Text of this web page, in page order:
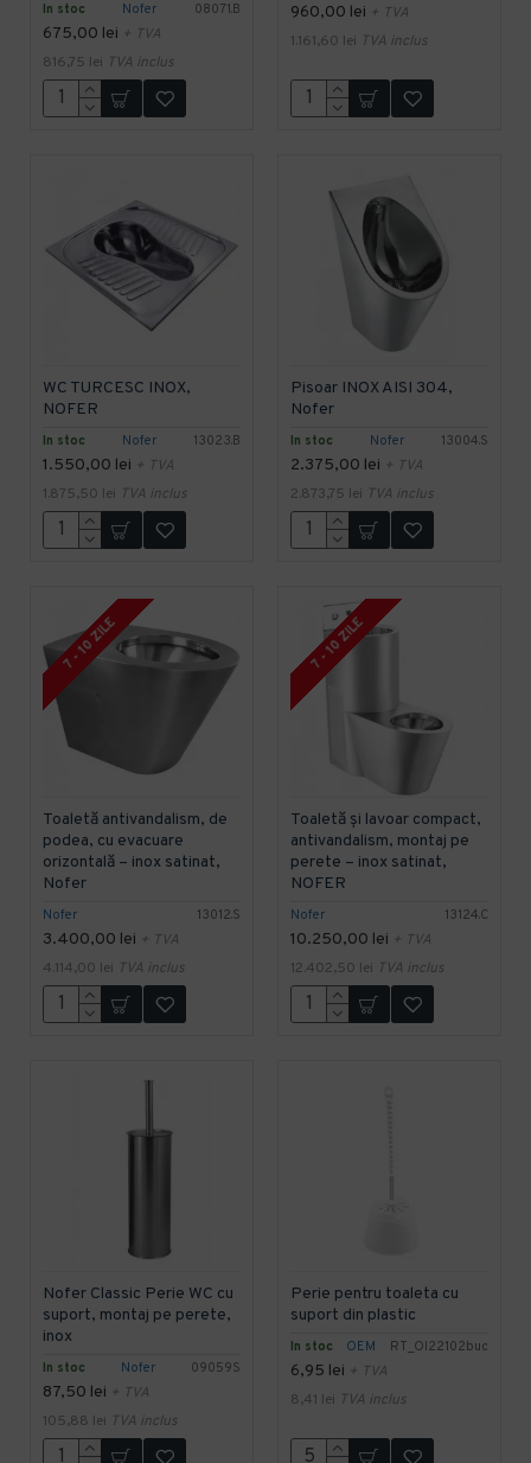
In stoc Nofer 08071.B
675,00 lei + TVA
816,75 lei TVA inclus
960,00 lei + TVA
1.161,60 lei TVA inclus
In stoc Nofer 13023.B
WC TURCESC INOX,
NOFER
1.550,00 lei + TVA
1.875,50 lei TVA inclus
In stoc Nofer 13004.S
Pisoar INOX AISI 304,
Nofer
2.375,00 lei + TVA
2.873,75 lei TVA inclus
7 - 10 ZILE
Nofer 13012.S
Toaletă antivandalism, de
podea, cu evacuare
orizontală – inox satinat,
Nofer
3.400,00 lei + TVA
4.114,00 lei TVA inclus
7 - 10 ZILE
Nofer 13124.C
Toaletă și lavoar compact,
antivandalism, montaj pe
perete – inox satinat,
NOFER
10.250,00 lei + TVA
12.402,50 lei TVA inclus
In stoc Nofer 09059S
Nofer Classic Perie WC cu
suport, montaj pe perete,
inox
87,50 lei + TVA
105,88 lei TVA inclus
In stoc OEM RT_OI22102buc
Perie pentru toaleta cu
suport din plastic
6,95 lei + TVA
8,41 lei TVA inclus